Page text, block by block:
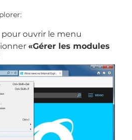
ouvrir le menu
«Gérer les modules